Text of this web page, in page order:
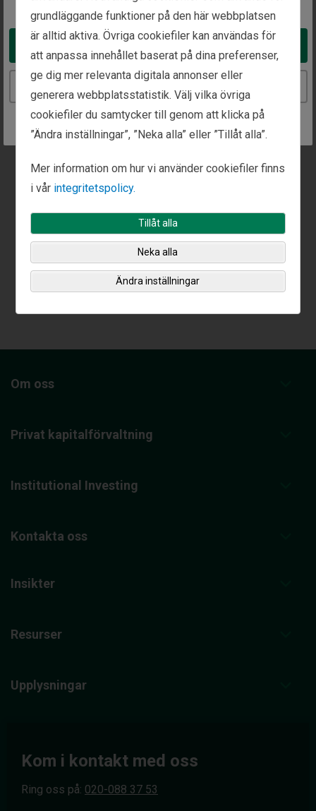
Take me to the United States website
Ring oss på
+65 800 1011988
Det går att boka in möten på det här kontoret.
Ring oss eller använd vårtkontaktformulärför att
Om oss
Privat kapitalförvaltning
Institutional Investing
Kontakta oss
Insikter
Resurser
Upplysningar
Kom i kontakt med oss
Ring oss på: 020-088 37 53
grundläggande funktioner på den här webbplatsen
är alltid aktiva. Övriga cookiefiler kan användas för
att anpassa innehållet baserat på dina preferenser,
ge dig mer relevanta digitala annonser eller
generera webbplatsstatistik. Välj vilka övriga
cookiefiler du samtycker till genom att klicka på
”Ändra inställningar”, ”Neka alla” eller ”Tillåt alla”.
Mer information om hur vi använder cookiefiler finns
i vår integritetspolicy.
Tillåt alla
Neka alla
Ändra inställningar